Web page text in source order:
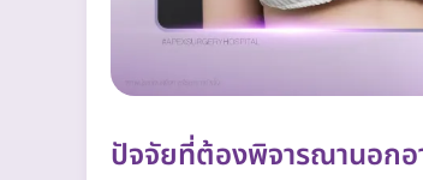
ปัจจัยที่ต้องพิจารณานอกอ